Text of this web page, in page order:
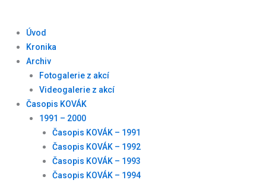
Úvod
Kronika
Archiv
Fotogalerie z akcí
Videogalerie z akcí
Časopis KOVÁK
1991 – 2000
Časopis KOVÁK – 1991
Časopis KOVÁK – 1992
Časopis KOVÁK – 1993
Časopis KOVÁK – 1994